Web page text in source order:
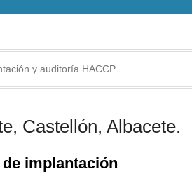
y auditoría HACCP
Castellón, Albacete.
implantación